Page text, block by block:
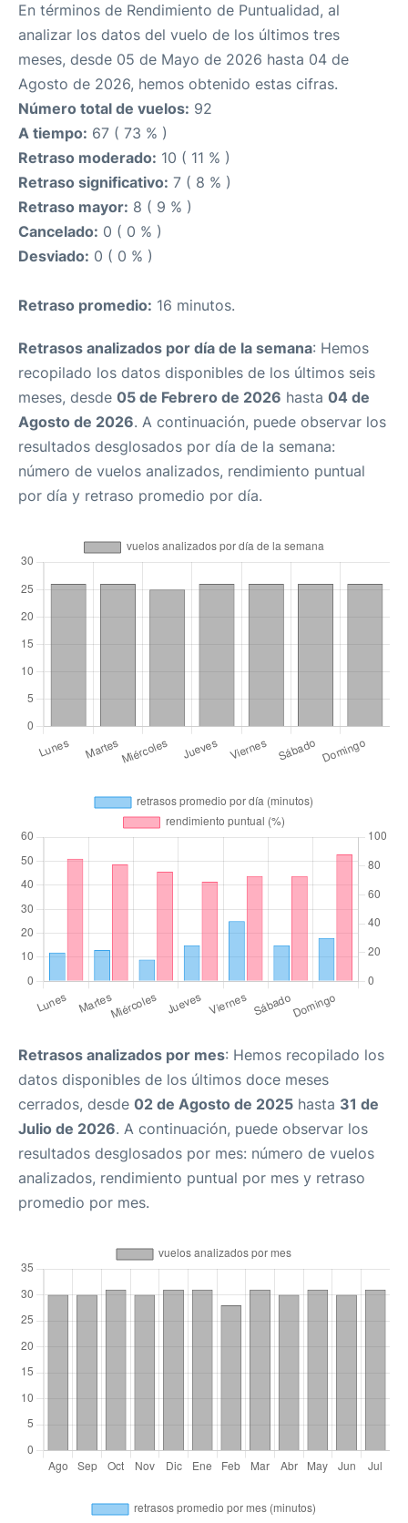
En términos de Rendimiento de Puntualidad, al
analizar los datos del vuelo de los últimos tres
meses, desde 05 de Mayo de 2026 hasta 04 de
Agosto de 2026, hemos obtenido estas cifras.
Número total de vuelos: 92
A tiempo: 67 ( 73 % )
Retraso moderado: 10 ( 11 % )
Retraso significativo: 7 ( 8 % )
Retraso mayor: 8 ( 9 % )
Cancelado: 0 ( 0 % )
Desviado: 0 ( 0 % )
Retraso promedio: 16 minutos.
Retrasos analizados por día de la semana: Hemos
recopilado los datos disponibles de los últimos seis
meses, desde 05 de Febrero de 2026 hasta 04 de
Agosto de 2026. A continuación, puede observar los
resultados desglosados por día de la semana:
número de vuelos analizados, rendimiento puntual
por día y retraso promedio por día.
Retrasos analizados por mes: Hemos recopilado los
datos disponibles de los últimos doce meses
cerrados, desde 02 de Agosto de 2025 hasta 31 de
Julio de 2026. A continuación, puede observar los
resultados desglosados por mes: número de vuelos
analizados, rendimiento puntual por mes y retraso
promedio por mes.